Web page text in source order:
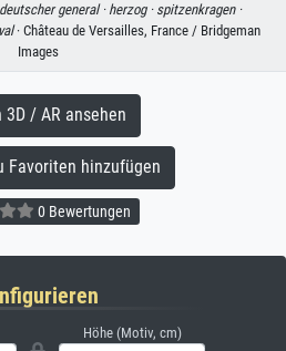
deutscher general · herzog · spitzenkragen ·
· Château de Versailles, France / Bridgeman
Images
3D / AR ansehen
hinzufügen
0 Bewertungen
Höhe (Motiv, cm)